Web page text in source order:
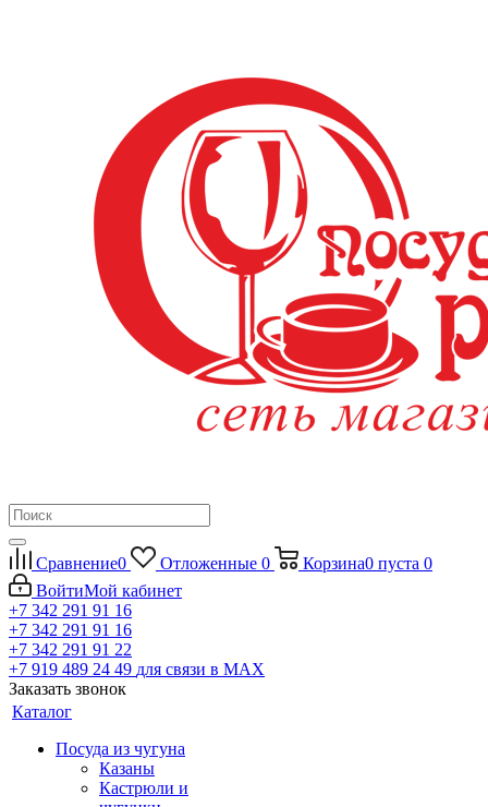
Сравнение0 Отложенные 0 Корзина0 пуста 0
ВойтиМой кабинет
+7 342 291 91 16
+7 342 291 91 16
+7 342 291 91 22
+7 919 489 24 49 для связи в МАХ
Заказать звонок
Каталог
Посуда из чугуна
Казаны
Кастрюли и